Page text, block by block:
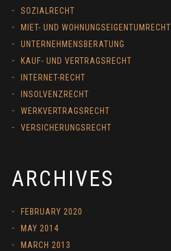
SOZIALRECHT
MIET- UND WOHNUNGSEIGENTUMRECHT
UNTERNEHMENSBERATUNG
KAUF- UND VERTRAGSRECHT
INTERNET-RECHT
INSOLVENZRECHT
WERKVERTRAGSRECHT
VERSICHERUNGSRECHT
ARCHIVES
FEBRUARY 2020
MAY 2014
MARCH 2013